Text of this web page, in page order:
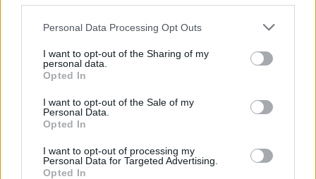
Personal Data Processing Opt Outs
I want to opt-out of the Sharing of my
personal data.
Opted In
I want to opt-out of the Sale of my
Personal Data.
Opted In
I want to opt-out of processing my
Personal Data for Targeted Advertising.
Opted In
Om återbruk, öl och att
vara ute i tid
I augusti 2019 var det 100 år sedan Electrolux
grundades av affärsmannen Axel Wenner-Gren.
världsomfattande händelse med några
mångtydbara rader. Jag gör dock detta med en
aning trött på att alltid vara ute i god, till och med
mycket god, tid.